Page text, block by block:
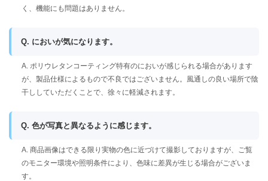
く、機能にも問題はありません。
Q. においが気になります。
A. ポリウレタンコーティング特有のにおいが感じられる場合があります
が、製品仕様によるもので不良ではございません。風通しの良い場所で陰
干ししていただくことで、徐々に軽減されます。
Q. 色が写真と異なるように感じます。
A. 商品画像はできる限り実物の色に近づけて撮影しておりますが、ご覧
のモニター環境や照明条件により、色味に差異が生じる場合がございま
す。